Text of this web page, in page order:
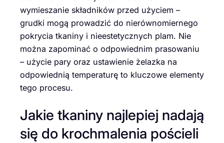
wymieszanie składników przed użyciem –
grudki mogą prowadzić do nierównomiernego
pokrycia tkaniny i nieestetycznych plam. Nie
można zapominać o odpowiednim prasowaniu
– użycie pary oraz ustawienie żelazka na
odpowiednią temperaturę to kluczowe elementy
tego procesu.
Jakie tkaniny najlepiej nadają
się do krochmalenia pościeli